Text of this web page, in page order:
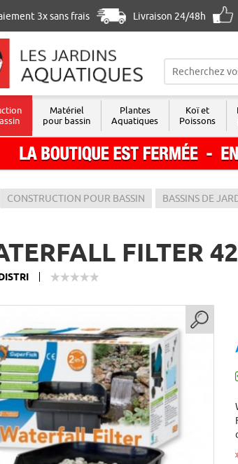
3x sans frais Livraison 24/48h
Aquatiques
Matériel
pour bassin
Plantes
Aquatiques
Koï et
Poissons
CONSTRUCTION POUR BASSIN BASSINS DE
FILTER